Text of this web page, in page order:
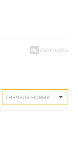
сначала новые